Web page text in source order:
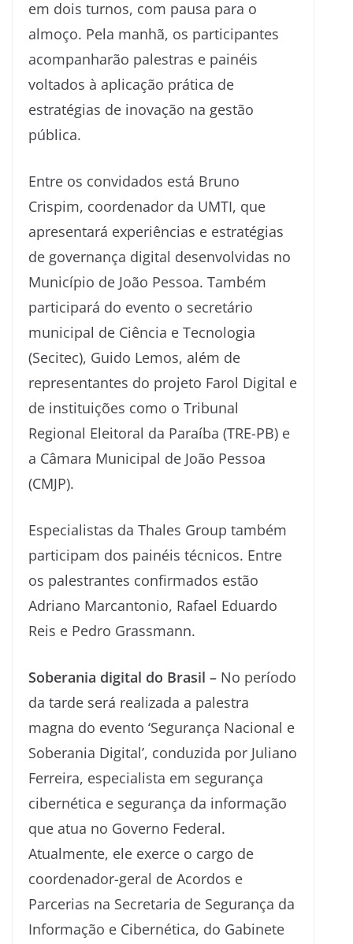
em dois turnos, com pausa para o
almoço. Pela manhã, os participantes
acompanharão palestras e painéis
voltados à aplicação prática de
estratégias de inovação na gestão
pública.
Entre os convidados está Bruno
Crispim, coordenador da UMTI, que
apresentará experiências e estratégias
de governança digital desenvolvidas no
Município de João Pessoa. Também
participará do evento o secretário
municipal de Ciência e Tecnologia
(Secitec), Guido Lemos, além de
representantes do projeto Farol Digital e
de instituições como o Tribunal
Regional Eleitoral da Paraíba (TRE-PB) e
a Câmara Municipal de João Pessoa
(CMJP).
Especialistas da Thales Group também
participam dos painéis técnicos. Entre
os palestrantes confirmados estão
Adriano Marcantonio, Rafael Eduardo
Reis e Pedro Grassmann.
Soberania digital do Brasil – No período
da tarde será realizada a palestra
magna do evento ‘Segurança Nacional e
Soberania Digital’, conduzida por Juliano
Ferreira, especialista em segurança
cibernética e segurança da informação
que atua no Governo Federal.
Atualmente, ele exerce o cargo de
coordenador-geral de Acordos e
Parcerias na Secretaria de Segurança da
Informação e Cibernética, do Gabinete